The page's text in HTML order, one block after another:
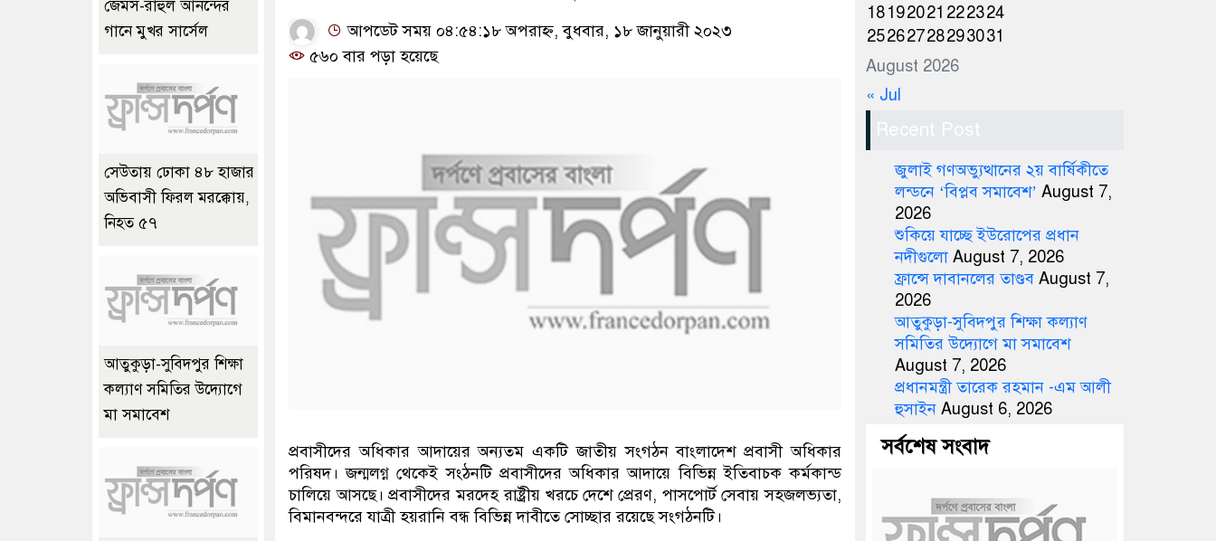
আপডেট সময় ০৪:৫৪:১৮ অপরাহ্ন, বুধবার, ১৮ জানুয়ারী ২০২৩
৫৬০ বার পড়া হয়েছে
প্রবাসীদের অধিকার আদায়ের অন্যতম একটি জাতীয় সংগঠন বাংলাদেশ প্রবাসী অধিকার
পরিষদ। জন্মলগ্ন থেকেই সংঠনটি প্রবাসীদের অধিকার আদায়ে বিভিন্ন ইতিবাচক কর্মকান্ড
চালিয়ে আসছে। প্রবাসীদের মরদেহ রাষ্ট্রীয় খরচে দেশে প্রেরণ, পাসপোর্ট সেবায় সহজলভ্যতা,
বিমানবন্দরে যাত্রী হয়রানি বন্ধ বিভিন্ন দাবীতে সোচ্ছার রয়েছে সংগঠনটি।
জেমস-রাহুল আনন্দের
গানে মুখর সার্সেল
সেউতায় ঢোকা ৪৮ হাজার
অভিবাসী ফিরল মরক্কোয়,
নিহত ৫৭
আতুকুড়া-সুবিদপুর শিক্ষা
কল্যাণ সমিতির উদ্যোগে
মা সমাবেশ
August 2026
18192021 222324
25262728293031
« Jul
Recent Post
জুলাই গণঅভ্যুত্থানের ২য় বার্ষিকীতে
লন্ডনে ‘বিপ্লব সমাবেশ’ August 7,
2026
শুকিয়ে যাচ্ছে ইউরোপের প্রধান
নদীগুলো August 7, 2026
ফ্রান্সে দাবানলের তাণ্ডব August 7,
2026
আতুকুড়া-সুবিদপুর শিক্ষা কল্যাণ
সমিতির উদ্যোগে মা সমাবেশ
August 7, 2026
প্রধানমন্ত্রী তারেক রহমান -এম আলী
হুসাইন August 6, 2026
সর্বশেষ সংবাদ